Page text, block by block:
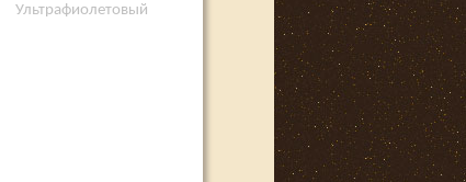
Ультрафиолетовый